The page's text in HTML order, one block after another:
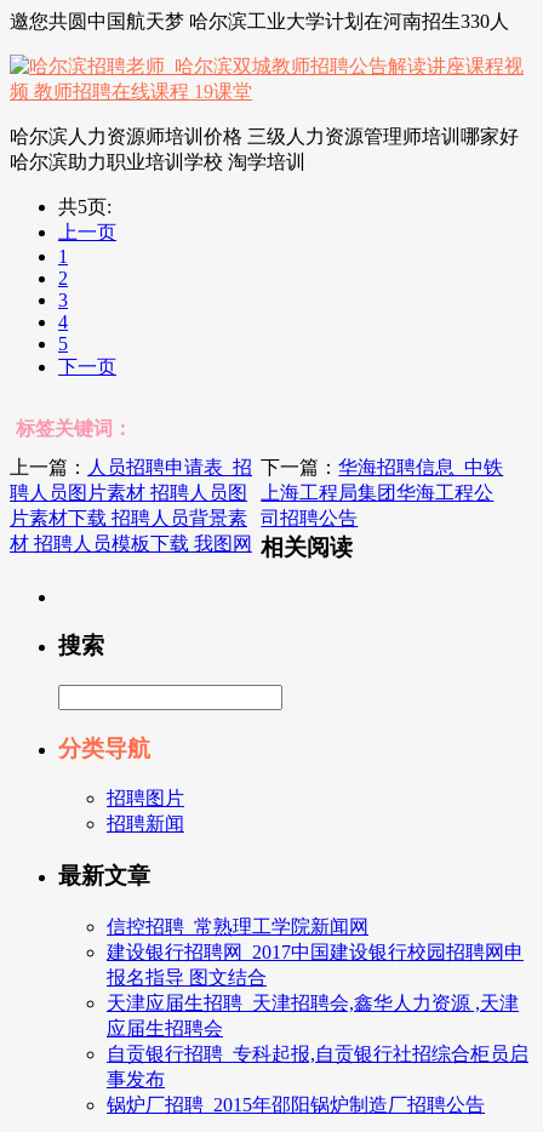
邀您共圆中国航天梦 哈尔滨工业大学计划在河南招生330人
哈尔滨人力资源师培训价格 三级人力资源管理师培训哪家好
哈尔滨助力职业培训学校 淘学培训
共5页:
上一页
1
2
3
4
5
下一页
标签关键词：
上一篇： 人员招聘申请表_招
聘人员图片素材 招聘人员图
片素材下载 招聘人员背景素
材 招聘人员模板下载 我图网
下一篇：华海招聘信息_中铁
上海工程局集团华海工程公
司招聘公告
相关阅读
搜索
分类导航
招聘图片
招聘新闻
最新文章
信控招聘_常熟理工学院新闻网
建设银行招聘网_2017中国建设银行校园招聘网申
报名指导 图文结合
天津应届生招聘_天津招聘会,鑫华人力资源 ,天津
应届生招聘会
自贡银行招聘_专科起报,自贡银行社招综合柜员启
事发布
锅炉厂招聘_2015年邵阳锅炉制造厂招聘公告